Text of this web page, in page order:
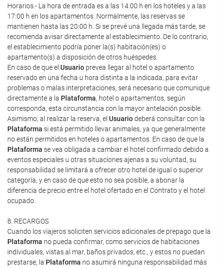
Horarios.- La hora de entrada es a las 14:00 h en los hoteles y a las
17:00 h en los apartamentos. Normalmente, las reservas se
mantienen hasta las 20:00 h. Si se prevé una llegada más tarde, se
recomienda avisar directamente al establecimiento. De lo contrario,
el establecimiento podría poner la(s) habitación(es) o
apartamento(s) a disposición de otros huéspedes.
En caso de que el Usuario prevea llegar al hotel o apartamento
reservado en una fecha u hora distinta a la indicada, para evitar
problemas o malas interpretaciones, será necesario que comunique
directamente a la Plataforma, hotel o apartamentos, según
corresponda, esta circunstancia con la mayor antelación posible.
Asimismo, al realizar la reserva, el Usuariodeberá consultar con la
Plataforma si está permitido llevar animales, ya que generalmente
no están permitidos en hoteles o apartamentos. En caso de que la
Plataforma se vea obligada a cambiar el hotel confirmado debido a
eventos especiales u otras situaciones ajenas a su voluntad, su
responsabilidad se limitará a ofrecer otro hotel de igual o superior
categoría, y en caso de que esto no sea posible, a abonar la
diferencia de precio entre el hotel ofertado en el Contrato y el hotel
ocupado.
8. RECARGOS
Cuando los viajeros soliciten servicios adicionales de prepago que la
Plataforma no pueda confirmar, como servicios de habitaciones
individuales, vistas al mar, baños privados, etc., y estos no puedan
prestarse, la Plataforma no asumirá ninguna responsabilidad más